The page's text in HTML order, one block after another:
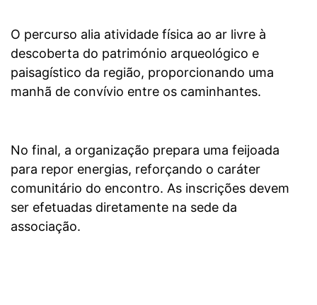
O percurso alia atividade física ao ar livre à
descoberta do património arqueológico e
paisagístico da região, proporcionando uma
manhã de convívio entre os caminhantes.
No final, a organização prepara uma feijoada
para repor energias, reforçando o caráter
comunitário do encontro. As inscrições devem
ser efetuadas diretamente na sede da
associação.